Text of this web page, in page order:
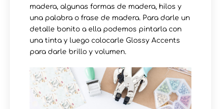
madera, algunas formas de madera, hilos y
una palabra o frase de madera. Para darle un
detalle bonito a ella podemos pintarla con
una tinta y luego colocarle Glossy Accents
para darle brillo y volumen.